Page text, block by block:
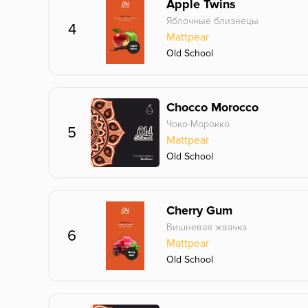
4
Apple Twins
Яблочные близнецы
Mattpear
Old School
5
Chocco Morocco
Чоко-Морокко
Mattpear
Old School
6
Cherry Gum
Вишневая жвачка
Mattpear
Old School